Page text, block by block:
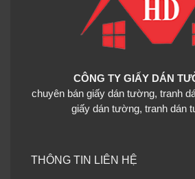
CÔNG TY GIẤY DÁN
chuyên bán giấy dán tường, tranh
giấy dán tường, tranh dán
THÔNG TIN LIÊN HỆ